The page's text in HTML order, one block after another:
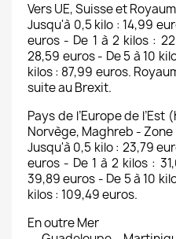
Vers UE, Suisse et
Jusqu'à 0,5 kilo : 14,99
euros - De 1 à 2 kilos :
28,59 euros - De 5 à 10
kilos : 87,99 euros.
suite au Brexit.
Pays de l’Europe de l’Est
Norvège, Maghreb - Zone
Jusqu'à 0,5 kilo : 23,79
euros - De 1 à 2 kilos :
39,89 euros - De 5 à 10
kilos : 109,49 euros.
En outre Mer